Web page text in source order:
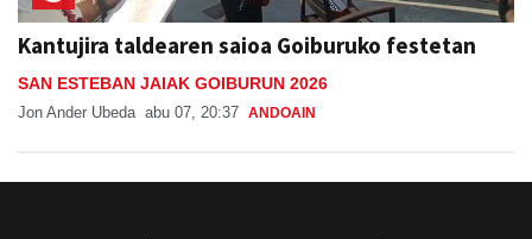
Kantujira taldearen saioa Goiburuko festetan
SAN ESTEBAN JAIAK GOIBURUN 2026
Jon Ander Ubeda abu 07, 20:37 ANDOAIN